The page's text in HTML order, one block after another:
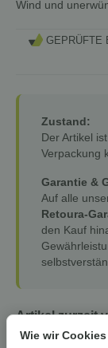
Wind und
GEPRÜFTE
Zustand:
Der Artikel
Verpackung
Garantie &
Auf alle
Retoura-
den Kauf
Artikel zurzeit
Wie wir